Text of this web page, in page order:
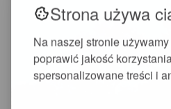
Strona używa
Na naszej stronie
poprawić jakość
spersonalizowane treści i